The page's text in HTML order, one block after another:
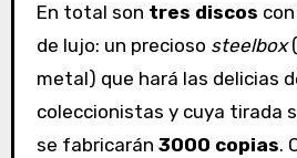
En total son tres discos
de lujo: un precioso steelbox
metal) que hará las delicias
coleccionistas y cuya tirada
se fabricarán 3000 copias.